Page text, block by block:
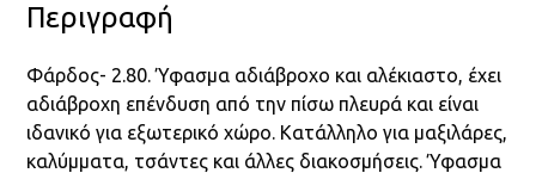
Περιγραφή
Φάρδος- 2.80. Ύφασμα αδιάβροχο και αλέκιαστο, έχει
αδιάβροχη επένδυση από την πίσω πλευρά και είναι
ιδανικό για εξωτερικό χώρο. Κατάλληλο για μαξιλάρες,
καλύμματα, τσάντες και άλλες διακοσμήσεις. Ύφασμα